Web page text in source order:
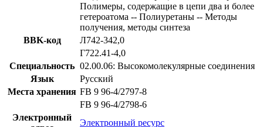
Полимеры, содержащие в цепи два и более
гетероатома -- Полиуретаны -- Методы
получения, методы синтеза
BBK-код
Л742-342,0
Г722.41-4,0
Специальность 02.00.06: Высокомолекулярные соединения
Язык
Русский
Места хранения FB 9 96-4/2797-8
FB 9 96-4/2798-6
Электронный
Электронный ресурс